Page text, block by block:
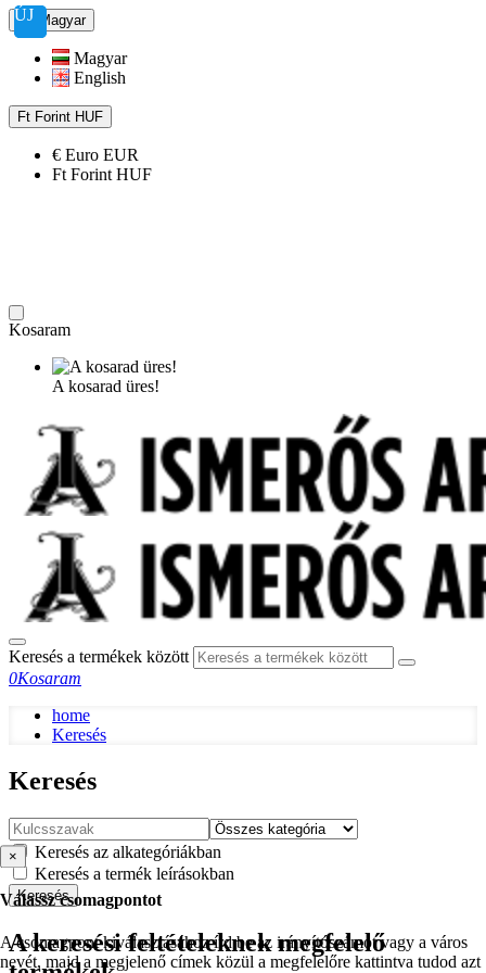
Magyar
Magyar
English
Ft Forint HUF
€ Euro EUR
Ft Forint HUF
Kosaram
A kosarad üres!
Keresés a termékek között
0Kosaram
home
Keresés
Keresés
Keresés az alkategóriákban
Keresés a termék leírásokban
Keresés
A keresési feltételeknek megfelelő
ÚJ
ÚJ
×
Válassz csomagpontot
A csomagpont kiválasztásához írd be az irányítószámot vagy a város
nevét, majd a megjelenő címek közül a megfelelőre kattintva tudod azt